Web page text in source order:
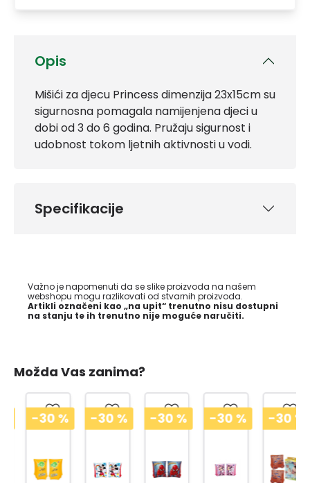
Opis
Mišići za djecu Princess dimenzija 23x15cm su
sigurnosna pomagala namijenjena djeci u
dobi od 3 do 6 godina. Pružaju sigurnost i
udobnost tokom ljetnih aktivnosti u vodi.
Specifikacije
Važno je napomenuti da se slike proizvoda na našem
webshopu mogu razlikovati od stvarnih proizvoda.
Artikli označeni kao „na upit“ trenutno nisu dostupni
na stanju te ih trenutno nije moguće naručiti.
Možda Vas zanima?
-30% -30% -30% -30% -30%